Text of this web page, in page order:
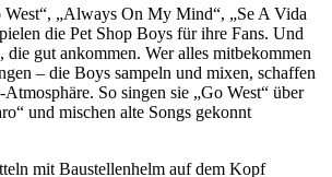
„Always On My Mind“, „Se A Vida
die Pet Shop Boys für ihre Fans. Und
die gut ankommen. Wer alles mitbekommen
– die Boys sampeln und mixen, schaffen
So singen sie „Go West“ über
und mischen alte Songs gekonnt
mit Baustellenhelm auf dem Kopf